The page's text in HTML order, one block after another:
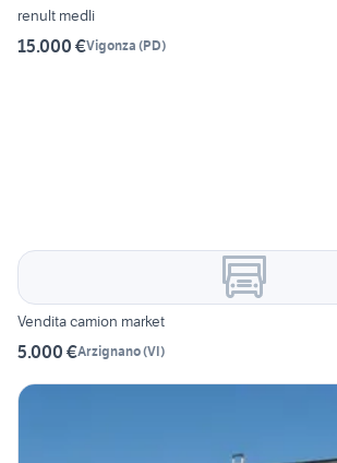
renult medli
15.000 €Vigonza (PD)
Vendita camion market
5.000 €Arzignano(VI)